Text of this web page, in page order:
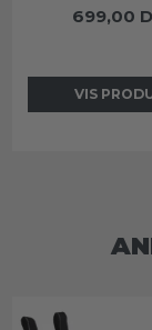
699,00
VIS